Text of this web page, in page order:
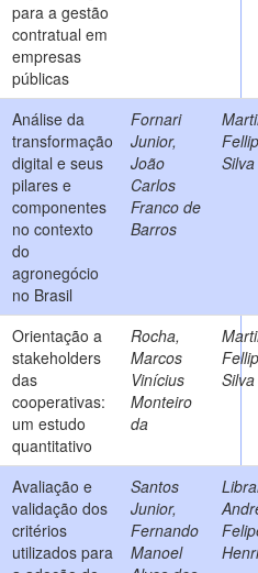
para a gestão
contratual em
empresas
públicas
Análise da
transformação
digital e seus
pilares e
componentes
no contexto
do
agronegócio
no Brasil
Fornari
Junior,
João
Carlos
Franco de
Barros
Silva
Orientação a
stakeholders
das
cooperativas:
um estudo
quantitativo
Rocha,
Marcos
Vinícius
Monteiro
da
Silva
Avaliação e
validação dos
critérios
utilizados para
Santos
Junior,
Fernando
Manoel